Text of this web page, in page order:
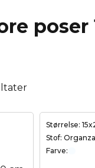
poser
Størrelse:
Stof: Organza
Farve: